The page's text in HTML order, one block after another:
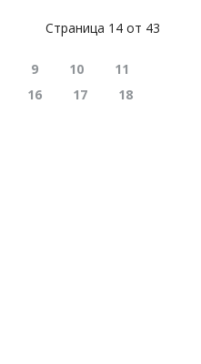
Страница 14 от 43
9 10
11
16 17
18